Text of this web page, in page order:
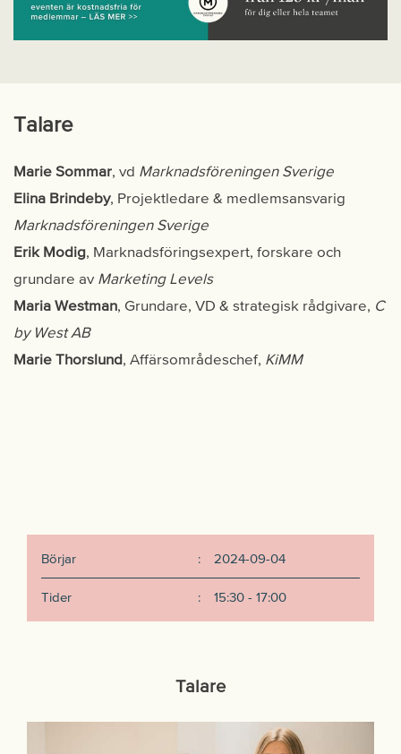
Talare
Marie Sommar, vd Marknadsföreningen Sverige
Elina Brindeby, Projektledare & medlemsansvarig
Marknadsföreningen Sverige
Erik Modig, Marknadsföringsexpert, forskare och
grundare av Marketing Levels
Maria Westman, Grundare, VD & strategisk rådgivare, C
by West AB
Marie Thorslund, Affärsområdeschef, KiMM
Börjar : 2024-09-04
Tider : 15:30 - 17:00
Talare